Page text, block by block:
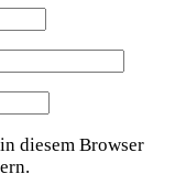
diesem Browser